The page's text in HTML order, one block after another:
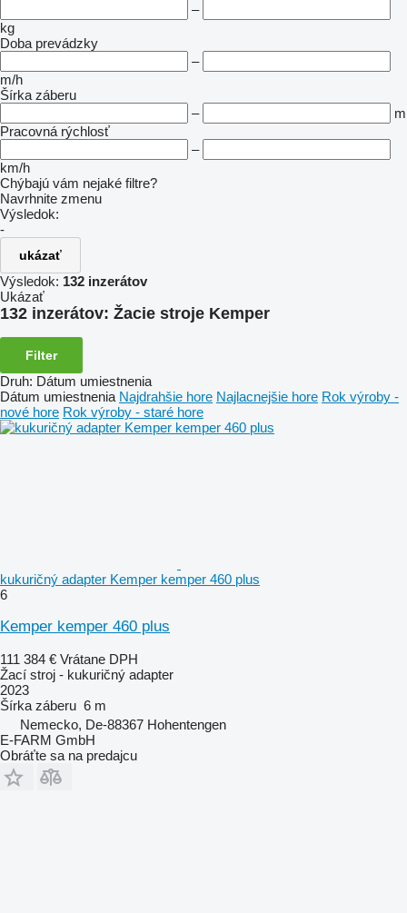
–
kg
Doba prevádzky
–
m/h
Šírka záberu
–
m
Pracovná rýchlosť
–
km/h
Chýbajú vám nejaké filtre?
Navrhnite zmenu
Výsledok:
-
ukázať
Výsledok: 132 inzerátov
Ukázať
132 inzerátov: Žacie stroje Kemper
Filter
Druh: Dátum umiestnenia
Dátum umiestnenia Najdrahšie hore Najlacnejšie hore Rok výroby -
nové hore Rok výroby - staré hore
kukuričný adapter Kemper kemper 460 plus
6
Kemper kemper 460 plus
111 384 € Vrátane DPH
Žací stroj - kukuričný adapter
2023
Šírka záberu 6 m
Nemecko, De-88367 Hohentengen
E-FARM GmbH
Obráťte sa na predajcu